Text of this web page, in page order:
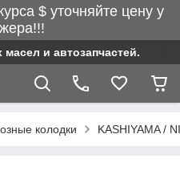
$ уточняйте цену у
и автозапчастей.
колодки KASHIYAMA /